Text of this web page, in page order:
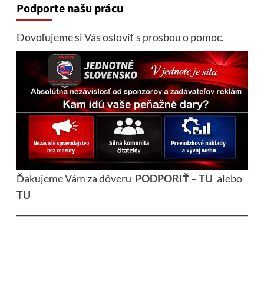
Podporte našu prácu
Dovoľujeme si Vás osloviť s prosbou o pomoc.
Ďakujeme Vám za dôveru PODPORIŤ – TU alebo
TU